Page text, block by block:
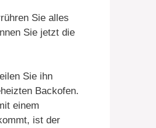
Sie alles
Sie jetzt die
Sie ihn
Backofen.
einem
ist der